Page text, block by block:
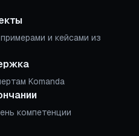
и кейсами из
Komanda
компетенции